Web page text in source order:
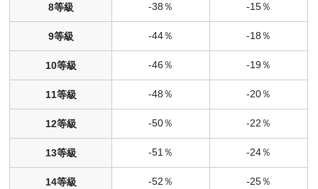
8等級 -38％ -15％
9等級 -44％ -18％
10等級 -46％ -19％
11等級 -48％ -20％
12等級 -50％ -22％
13等級 -51％ -24％
14等級 -52％ -25％